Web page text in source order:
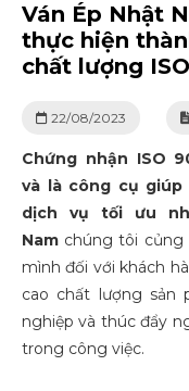
Ván Ép Nhật
thực hiện
chất lượng
22/08/2023
Chứng nhận ISO
và là công cụ
dịch vụ tối ưu
Nam chúng tôi củng
mình đối với khách
cao chất lượng sản
nghiệp và thúc đẩy
trong công việc.